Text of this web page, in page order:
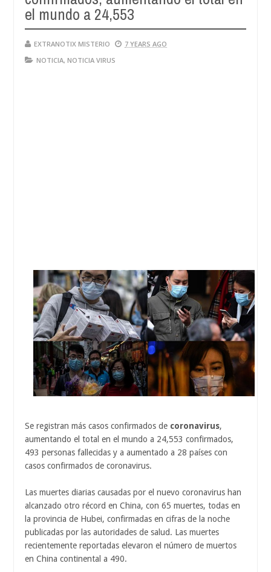
el mundo a 24,553
EXTRANOTIX MISTERIO
7 YEARS AGO
NOTICIA, NOTICIA VIRUS
Se registran más casos confirmados de coronavirus,
aumentando el total en el mundo a 24,553 confirmados,
493 personas fallecidas y a aumentado a 28 países con
casos confirmados de coronavirus.
Las muertes diarias causadas por el nuevo coronavirus han
alcanzado otro récord en China, con 65 muertes, todas en
la provincia de Hubei, confirmadas en cifras de la noche
publicadas por las autoridades de salud. Las muertes
recientemente reportadas elevaron el número de muertos
en China continental a 490.